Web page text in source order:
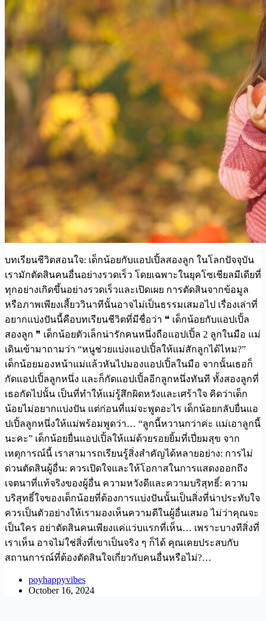
บทเรียนชีวิตสอนใจ: เด็กน้อยกับแอปเปิ้ลสองลูก ในโลกปัจจุบัน
เรามักตัดสินคนอื่นอย่างรวดเร็ว โดยเฉพาะในยุคโซเชียลมีเดียที่
ทุกอย่างเกิดขึ้นอย่างรวดเร็วและเปิดเผย การตัดสินจากข้อมูล
หรือภาพเพียงเสี้ยววินาทีนั้นอาจไม่เป็นธรรมเสมอไป เรื่องเล่าที่
อยากแบ่งปันนี้คือบทเรียนชีวิตที่มีชื่อว่า ❝ เด็กน้อยกับแอปเปิ้ล
สองลูก ❞ เด็กน้อยตัวเล็กน่ารักคนหนึ่งถือแอปเปิ้ล 2 ลูกในมือ แม่
เดินเข้ามาถามว่า “หนูช่วยแบ่งแอปเปิ้ลให้แม่สักลูกได้ไหม?”
เด็กน้อยมองหน้าแม่แล้วหันไปมองแอปเปิ้ลในมือ จากนั้นเธอก็
กัดแอปเปิ้ลลูกหนึ่ง และก็กัดแอปเปิ้ลอีกลูกหนึ่งทันที ทั้งสองลูกที่
เธอกัดไปนั้น เป็นที่ทำให้แม่รู้สึกผิดหวังและเศร้าใจ คิดว่าเด็ก
น้อยไม่อยากแบ่งปัน แต่ก่อนที่แม่จะพูดอะไร เด็กน้อยกลับยื่นแอ
ปเปิ้ลลูกหนึ่งให้แม่พร้อมพูดว่า… “ลูกนี้หวานกว่าค่ะ แม่เอาลูกนี้
นะคะ” เด็กน้อยยื่นแอปเปิ้ลให้แม่ด้วยรอยยิ้มที่เปี่ยมสุข จาก
เหตุการณ์นี้ เราสามารถเรียนรู้สิ่งสำคัญได้หลายอย่าง: การไม่
ด่วนตัดสินผู้อื่น: ควรเปิดใจและให้โอกาสในการแสดงออกถึง
เจตนาที่แท้จริงของผู้อื่น ความหวังดีและความบริสุทธิ์: ความ
บริสุทธิ์ใจของเด็กน้อยที่ต้องการแบ่งปันนั้นเป็นสิ่งที่น่าประทับใจ
ควรเป็นตัวอย่างให้เรามองเห็นความดีในผู้อื่นเสมอ ไม่ว่าคุณจะ
เป็นใคร อย่าตัดสินคนเพียงแค่แว่บแรกที่เห็น… เพราะบางทีสิ่งที่
เราเห็น อาจไม่ใช่สิ่งที่เขาเป็นจริง ๆ ก็ได้ คุณเคยประสบกับ
สถานการณ์ที่ต้องตัดสินใจเกี่ยวกับคนอื่นหรือไม่?…
poyhappyvibes
October 16, 2024